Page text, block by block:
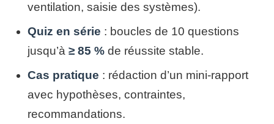
ventilation, saisie des systèmes).
Quiz en série : boucles de 10 questions
jusqu’à ≥ 85 % de réussite stable.
Cas pratique : rédaction d’un mini-rapport
avec hypothèses, contraintes,
recommandations.